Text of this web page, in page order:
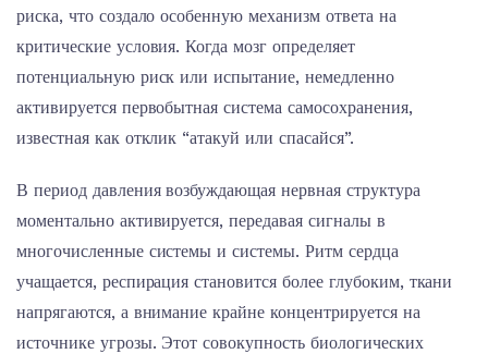
риска, что создало особенную механизм ответа на
критические условия. Когда мозг определяет
потенциальную риск или испытание, немедленно
активируется первобытная система самосохранения,
известная как отклик “атакуй или спасайся”.
В период давления возбуждающая нервная структура
моментально активируется, передавая сигналы в
многочисленные системы и системы. Ритм сердца
учащается, респирация становится более глубоким, ткани
напрягаются, а внимание крайне концентрируется на
источнике угрозы. Этот совокупность биологических